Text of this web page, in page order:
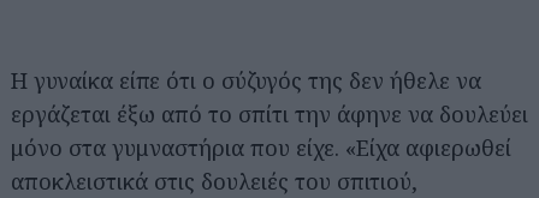
Η γυναίκα είπε ότι ο σύζυγός της δεν ήθελε να
εργάζεται έξω από το σπίτι την άφηνε να δουλεύει
μόνο στα γυμναστήρια που είχε. «Είχα αφιερωθεί
αποκλειστικά στις δουλειές του σπιτιού,